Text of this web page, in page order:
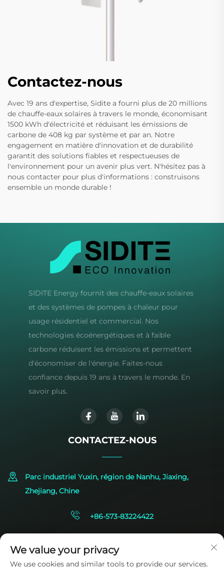
Contactez-nous
Avec 19 ans d'expertise, Sidite a fourni plus de 20 millions
de chauffe-eaux solaires à travers le monde, économisant
1500 kWh d'électricité et réduisant les émissions de
carbone de 408 kg par système et par an. Notre
engagement en matière d'innovation et de durabilité
garantit des solutions fiables et respectueuses de
l'environnement pour un avenir plus vert. N'hésitez pas à
nous contacter pour plus d'informations : construisons
ensemble un monde durable !
SIDITE Energy fournit des chauffe-eaux solaires
et des systèmes de pompes à chaleur pour
usage résidentiel et commercial. Nos
technologies écoénergétiques et à faible
carbone réduisent les émissions et permettent
d'économiser de l'énergie. Faites-nous
confiance depuis 19 ans à travers le monde. En
savoir plus.
CONTACTEZ-NOUS
Parc industriel Yuxin, région de Nanhu, Jiaxing,
Zhejiang, Chine
+86-573-83224422
We value your privacy
We use cookies and similar tools to provide our services.